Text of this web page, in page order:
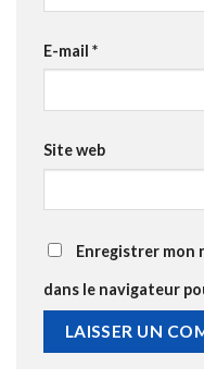
E-mail *
Site web
Enregistrer mon
dans le navigateur